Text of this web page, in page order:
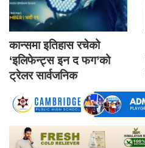
कान्समा इतिहास रचेको
‘इलिफेन्ट्स इन द फग’को
ट्रेलर सार्वजनिक